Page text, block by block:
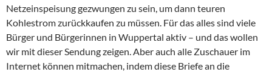
Netzeinspeisung gezwungen zu sein, um dann teuren
Kohlestrom zurückkaufen zu müssen. Für das alles sind viele
Bürger und Bürgerinnen in Wuppertal aktiv – und das wollen
wir mit dieser Sendung zeigen. Aber auch alle Zuschauer im
Internet können mitmachen, indem diese Briefe an die